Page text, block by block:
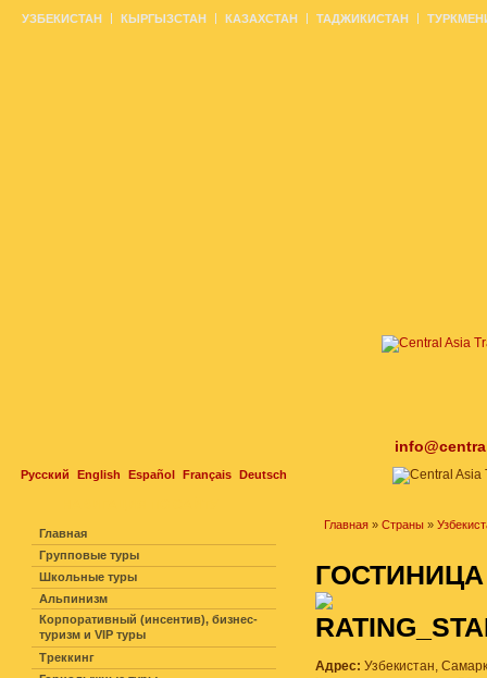
Русский English Español Français Deutsch
УЗБЕКИСТАН КЫРГЫЗСТАН КАЗАХСТАН ТАДЖИКИСТАН
Главная » Страны »
Адрес: Узбекистан,
Главная
Групповые туры
Школьные туры
Альпинизм
Корпоративный (инсентив), бизнес-
туризм и VIP туры
Треккинг